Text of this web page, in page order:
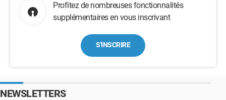
Profitez de nombreuses fonctionnalités
supplémentaires en vous inscrivant
S'INSCRIRE
NEWSLETTERS